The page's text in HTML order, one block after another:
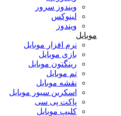
ویندوز سرور
لینوکس
ویندوز
موبایل
نرم افزار موبایل
بازی موبایل
رینگتون موبایل
تم موبایل
نقشه موبایل
اسکرین سیور موبایل
پاکت پی سی
کلیپ موبایل